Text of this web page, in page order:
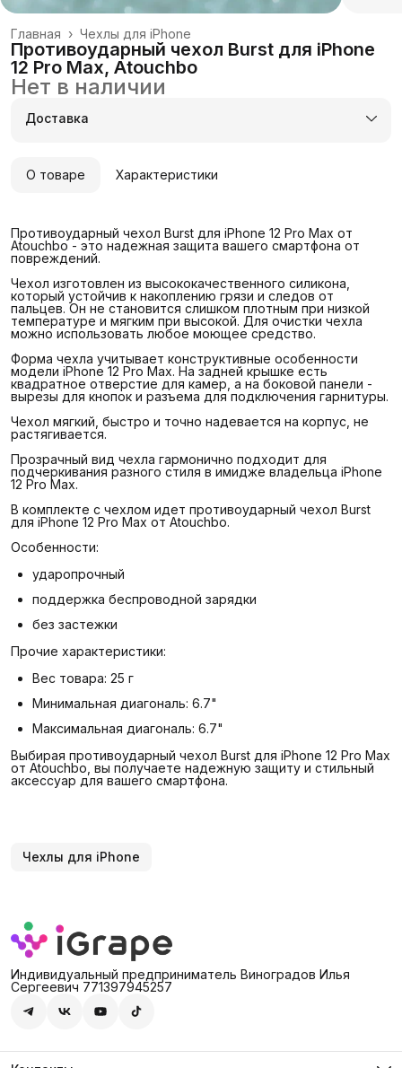
Чехлы для iPhone
Главная ›
Противоударный чехол Burst для iPhone
12 Pro Max, Atouchbo
Нет в наличии
Доставка
О товаре Характеристики
Противоударный чехол Burst для iPhone 12 Pro Max от
Atouchbo - это надежная защита вашего смартфона от
повреждений.
Чехол изготовлен из высококачественного силикона,
который устойчив к накоплению грязи и следов от
пальцев. Он не становится слишком плотным при низкой
температуре и мягким при высокой. Для очистки чехла
можно использовать любое моющее средство.
Форма чехла учитывает конструктивные особенности
модели iPhone 12 Pro Max. На задней крышке есть
квадратное отверстие для камер, а на боковой панели -
вырезы для кнопок и разъема для подключения гарнитуры.
Чехол мягкий, быстро и точно надевается на корпус, не
растягивается.
Прозрачный вид чехла гармонично подходит для
подчеркивания разного стиля в имидже владельца iPhone
12 Pro Max.
В комплекте с чехлом идет противоударный чехол Burst
для iPhone 12 Pro Max от Atouchbo.
Особенности:
ударопрочный
поддержка беспроводной зарядки
без застежки
Прочие характеристики:
Вес товара: 25 г
Минимальная диагональ: 6.7"
Максимальная диагональ: 6.7"
Выбирая противоударный чехол Burst для iPhone 12 Pro Max
от Atouchbo, вы получаете надежную защиту и стильный
аксессуар для вашего смартфона.
Чехлы для iPhone
Индивидуальный предприниматель Виноградов Илья
Сергеевич 771397945257